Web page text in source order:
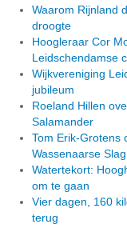
Waarom Rijnland
droogte
Hoogleraar Cor
Leidschendamse
Wijkvereniging
jubileum
Roeland Hillen
Salamander
Tom Erik-Grotens
Wassenaarse Slag
Watertekort:
om te gaan
Vier dagen, 160
terug